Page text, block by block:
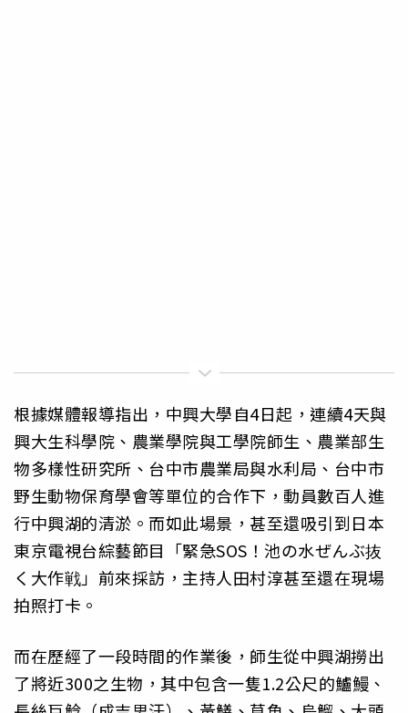
根據媒體報導指出，中興大學自4日起，連續4天與
興大生科學院、農業學院與工學院師生、農業部生
物多樣性研究所、台中市農業局與水利局、台中市
野生動物保育學會等單位的合作下，動員數百人進
行中興湖的清淤。而如此場景，甚至還吸引到日本
東京電視台綜藝節目「緊急SOS！池の水ぜんぶ抜
く大作戦」前來採訪，主持人田村淳甚至還在現場
拍照打卡。
而在歷經了一段時間的作業後，師生從中興湖撈出
了將近300之生物，其中包含一隻1.2公尺的鱸鰻、